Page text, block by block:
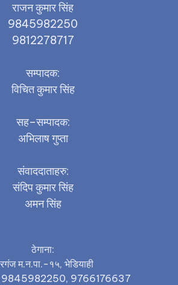
राजन कुमार सिंह
9845982250
9812278717
सम्पादक:
विचित कुमार सिंह
सह–सम्पादक:
अभिलाष गुप्ता
संवाददाताहरु:
संदिप कुमार सिंह
अमन सिंह
ठेगाना:
म.न.पा.-१५, भेडियाही
9845982250, 9766176637